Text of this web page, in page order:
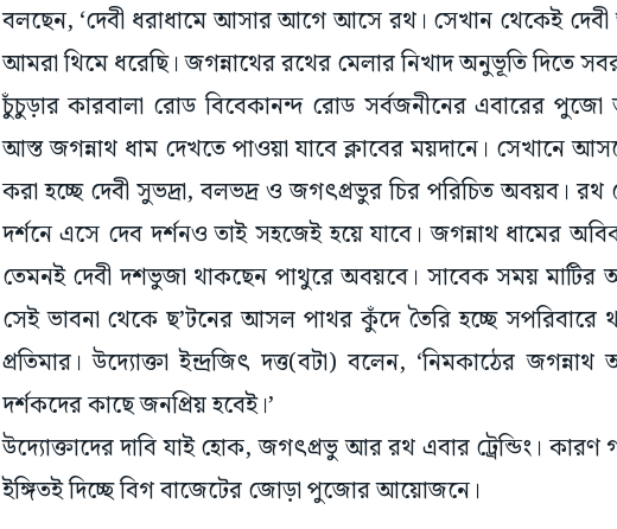
বলছেন, ‘দেবী ধরাধামে আসার আগে আসে রথ। সেখান থেকেই
আমরা থিমে ধরেছি। জগন্নাথের রথের মেলার নিখাদ অনুভূতি দিতে
চুঁচুড়ার কারবালা রোড বিবেকানন্দ রোড সর্বজনীনের এবারের
আস্ত জগন্নাথ ধাম দেখতে পাওয়া যাবে ক্লাবের ময়দানে। সেখানে
করা হচ্ছে দেবী সুভদ্রা, বলভদ্র ও জগৎপ্রভুর চির পরিচিত অবয়ব।
দর্শনে এসে দেব দর্শনও তাই সহজেই হয়ে যাবে। জগন্নাথ ধামের
তেমনই দেবী দশভুজা থাকছেন পাথুরে অবয়বে। সাবেক সময় মাটির
সেই ভাবনা থেকে ছ’টনের আসল পাথর কুঁদে তৈরি হচ্ছে সপরিবারে
প্রতিমার। উদ্যোক্তা ইন্দ্রজিৎ দত্ত(বটা) বলেন, ‘নিমকাঠের
দর্শকদের কাছে জনপ্রিয় হবেই।’
উদ্যোক্তাদের দাবি যাই হোক, জগৎপ্রভু আর রথ এবার ট্রেন্ডিং।
ইঙ্গিতই দিচ্ছে বিগ বাজেটের জোড়া পুজোর আয়োজনে।